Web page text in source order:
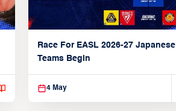
Race For EASL 2026-27 Japanese
Teams Begin
4 May